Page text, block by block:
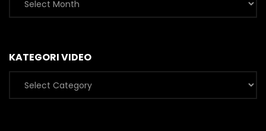
Artikel
KATEGORI VIDEO
Kategori
Video